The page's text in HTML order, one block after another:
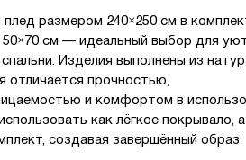
плед размером 240×250 см в
50×70 см — идеальный выбор для
Изделия выполнены из
отличается прочностью,
и комфортом в
как лёгкое покрывало,
создавая завершённый образ